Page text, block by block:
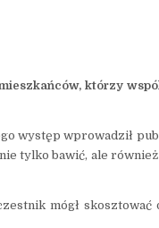
którzy
występ wprowadził
tylko bawić, ale również
mógł skosztować